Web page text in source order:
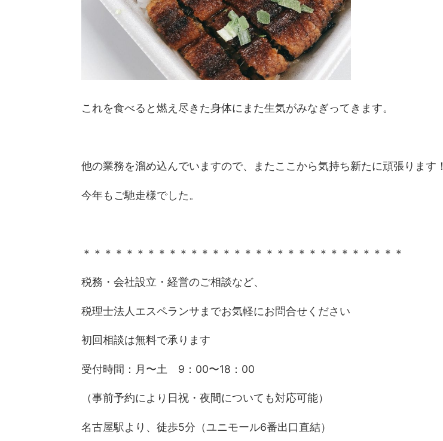
これを食べると燃え尽きた身体にまた生気がみなぎってきます。
他の業務を溜め込んでいますので、またここから気持ち新たに頑張ります！
今年もご馳走様でした。
＊＊＊＊＊＊＊＊＊＊＊＊＊＊＊＊＊＊＊＊＊＊＊＊＊＊＊＊＊＊
税務・会社設立・経営のご相談など、
税理士法人エスペランサまでお気軽にお問合せください
初回相談は無料で承ります
受付時間：月〜土 9：00〜18：00
（事前予約により日祝・夜間についても対応可能）
名古屋駅より、徒歩5分（ユニモール6番出口直結）